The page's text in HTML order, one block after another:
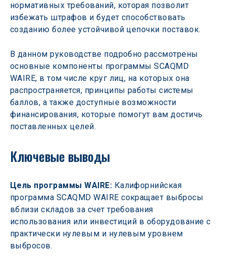
нормативных требований, которая позволит
избежать штрафов и будет способствовать
созданию более устойчивой цепочки поставок.
В данном руководстве подробно рассмотрены
основные компоненты программы SCAQMD
WAIRE, в том числе круг лиц, на которых она
распространяется, принципы работы системы
баллов, а также доступные возможности
финансирования, которые помогут вам достичь
поставленных целей.
Ключевые выводы
Цель программы WAIRE: Калифорнийская
программа SCAQMD WAIRE сокращает выбросы
вблизи складов за счет требования
использования или инвестиций в оборудование с
практически нулевым и нулевым уровнем
выбросов.